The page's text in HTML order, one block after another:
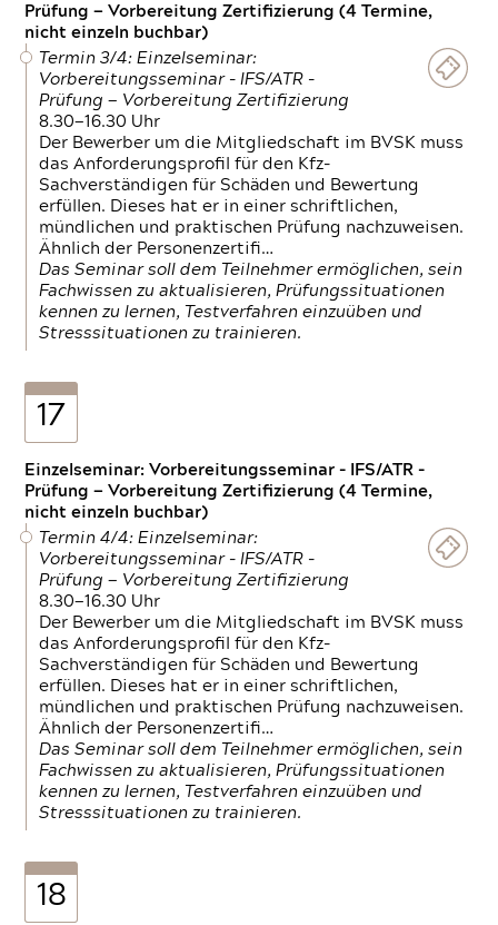
Prüfung — Vorbereitung Zertifizierung (4 Termine,
nicht einzeln buchbar)
Termin 3/4: Einzelseminar:
Vorbereitungsseminar - IFS/ATR -
Prüfung — Vorbereitung Zertifizierung
8.30—16.30 Uhr
Der Bewerber um die Mitgliedschaft im BVSK muss
das Anforderungsprofil für den Kfz-
Sachverständigen für Schäden und Bewertung
erfüllen. Dieses hat er in einer schriftlichen,
mündlichen und praktischen Prüfung nachzuweisen.
Ähnlich der Personenzertifi…
Das Seminar soll dem Teilnehmer ermöglichen, sein
Fachwissen zu aktualisieren, Prüfungssituationen
kennen zu lernen, Testverfahren einzuüben und
Stresssituationen zu trainieren.
17
Einzelseminar: Vorbereitungsseminar - IFS/ATR -
Prüfung — Vorbereitung Zertifizierung (4 Termine,
nicht einzeln buchbar)
Termin 4/4: Einzelseminar:
Vorbereitungsseminar - IFS/ATR -
Prüfung — Vorbereitung Zertifizierung
8.30—16.30 Uhr
Der Bewerber um die Mitgliedschaft im BVSK muss
das Anforderungsprofil für den Kfz-
Sachverständigen für Schäden und Bewertung
erfüllen. Dieses hat er in einer schriftlichen,
mündlichen und praktischen Prüfung nachzuweisen.
Ähnlich der Personenzertifi…
Das Seminar soll dem Teilnehmer ermöglichen, sein
Fachwissen zu aktualisieren, Prüfungssituationen
kennen zu lernen, Testverfahren einzuüben und
Stresssituationen zu trainieren.
18